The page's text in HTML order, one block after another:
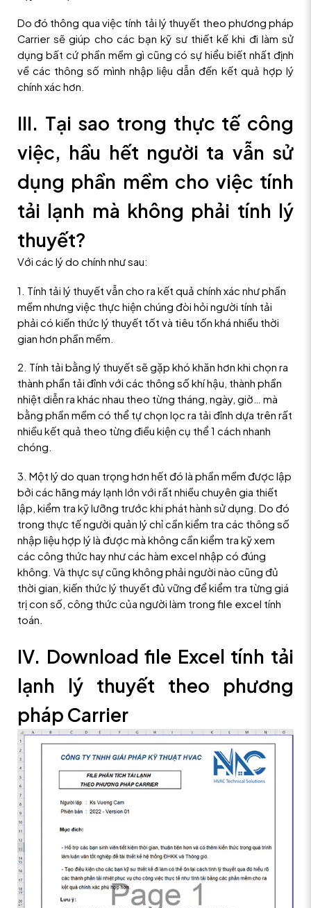
Do đó thông qua việc tính tải lý thuyết theo phương pháp
Carrier sẽ giúp cho các bạn kỹ sư thiết kế khi đi làm sử
dụng bất cứ phần mềm gì cũng có sự hiểu biết nhất định
về các thông số mình nhập liệu dẫn đến kết quả hợp lý
chính xác hơn.
III. Tại sao trong thực tế công
việc, hầu hết người ta vẫn sử
dụng phần mềm cho việc tính
tải lạnh mà không phải tính lý
thuyết?
Với các lý do chính như sau:
1. Tính tải lý thuyết vẫn cho ra kết quả chính xác như phần
mềm nhưng việc thực hiện chúng đòi hỏi người tính tải
phải có kiến thức lý thuyết tốt và tiêu tốn khá nhiều thời
gian hơn phần mềm.
2. Tính tải bằng lý thuyết sẽ gặp khó khăn hơn khi chọn ra
thành phần tải đỉnh với các thông số khí hậu, thành phần
nhiệt diễn ra khác nhau theo từng tháng, ngày, giờ… mà
bằng phần mềm có thể tự chọn lọc ra tải đỉnh dựa trên rất
nhiều kết quả theo từng điều kiện cụ thể 1 cách nhanh
chóng.
3. Một lý do quan trọng hơn hết đó là phần mềm được lập
bởi các hãng máy lạnh lớn với rất nhiều chuyên gia thiết
lập, kiểm tra kỹ lưỡng trước khi phát hành sử dụng. Do đó
trong thực tế người quản lý chỉ cần kiểm tra các thông số
nhập liệu hợp lý là được mà không cần kiểm tra kỹ xem
các công thức hay như các hàm excel nhập có đúng
không. Và thực sự cũng không phải người nào cũng đủ
thời gian, kiến thức lý thuyết đủ vững để kiểm tra từng giá
trị con số, công thức của người làm trong file excel tính
toán.
IV. Download file Excel tính tải
lạnh lý thuyết theo phương
pháp Carrier